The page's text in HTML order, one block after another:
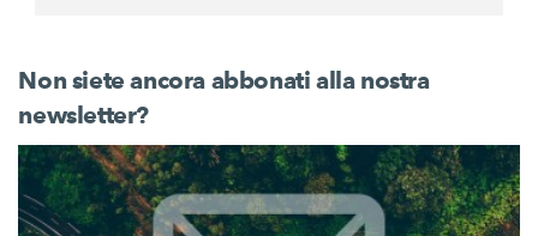
Non siete ancora abbonati alla nostra
newsletter?